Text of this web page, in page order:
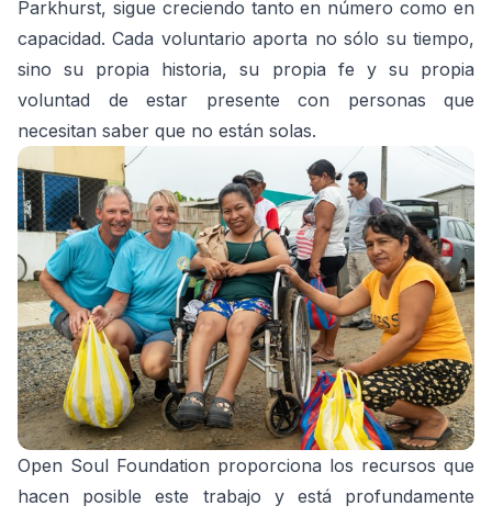
Parkhurst, sigue creciendo tanto en número como en
capacidad. Cada voluntario aporta no sólo su tiempo,
sino su propia historia, su propia fe y su propia
voluntad de estar presente con personas que
necesitan saber que no están solas.
Open Soul Foundation proporciona los recursos que
hacen posible este trabajo y está profundamente